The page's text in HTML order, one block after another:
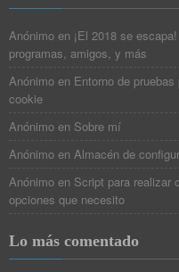
Anónimo en ¡El 2018 se
programas, amigos, y más
Anónimo en Entorno de
cookie
Anónimo en Sobre mí
Anónimo en Almacén de
Anónimo en Script para realizar
opciones que necesito
Lo más comentado